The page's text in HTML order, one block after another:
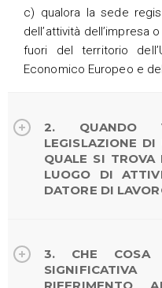
c) qualora la sede
dell’attività dell’impresa
fuori del territorio
Economico Europeo e
2. QUANDO
LEGISLAZIONE
QUALE SI TROVA
LUOGO DI
DATORE DI
3. CHE COSA
RIFERIMENTO